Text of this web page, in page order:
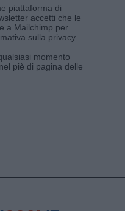
piattaforma di
accetti che le
a Mailchimp per
sulla privacy
momento
piè di pagina delle